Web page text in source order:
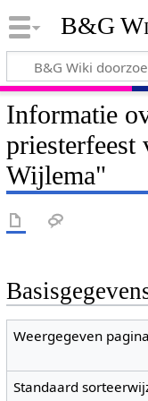
B&G
Informatie
priesterfeest
Wijlema"
Weergegeven
Standaard